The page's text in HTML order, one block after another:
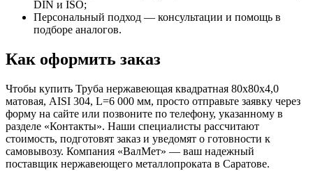
DIN и ISO;
Персональный подход — консультации и помощь в
подборе аналогов.
Как оформить заказ
Чтобы купить Труба нержавеющая квадратная 80х80х4,0
матовая, AISI 304, L=6 000 мм, просто отправьте заявку через
форму на сайте или позвоните по телефону, указанному в
разделе «Контакты». Наши специалисты рассчитают
стоимость, подготовят заказ и уведомят о готовности к
самовывозу. Компания «ВалМет» — ваш надежный
поставщик нержавеющего металлопроката в Саратове.